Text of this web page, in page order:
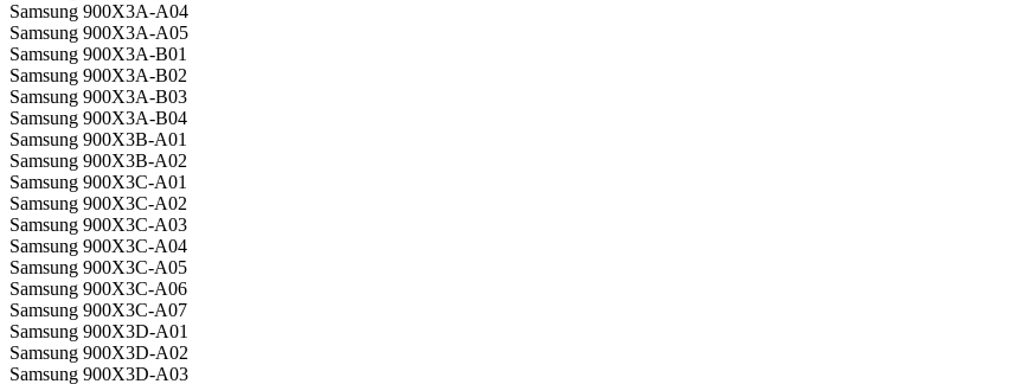
Samsung 900X3A-A04
Samsung 900X3A-A05
Samsung 900X3A-B01
Samsung 900X3A-B02
Samsung 900X3A-B03
Samsung 900X3A-B04
Samsung 900X3B-A01
Samsung 900X3B-A02
Samsung 900X3C-A01
Samsung 900X3C-A02
Samsung 900X3C-A03
Samsung 900X3C-A04
Samsung 900X3C-A05
Samsung 900X3C-A06
Samsung 900X3C-A07
Samsung 900X3D-A01
Samsung 900X3D-A02
Samsung 900X3D-A03